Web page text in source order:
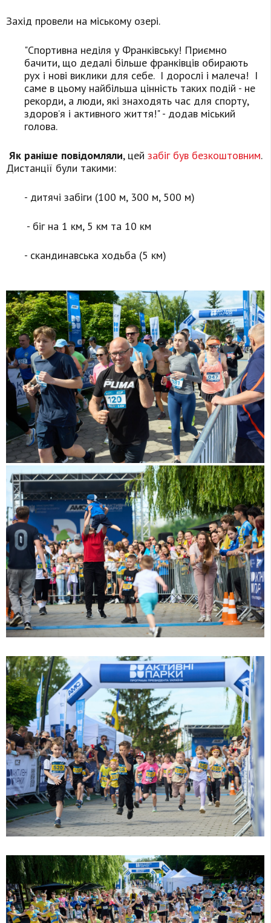
Захід провели на міському озері.
"Спортивна неділя у Франківську! Приємно
бачити, що дедалі більше франківців обирають
рух і нові виклики для себе. І дорослі і малеча! І
саме в цьому найбільша цінність таких подій - не
рекорди, а люди, які знаходять час для спорту,
здоров’я і активного життя!" - додав міський
голова.
Як раніше повідомляли, цей забіг був безкоштовним.
Дистанції були такими:
- дитячі забіги (100 м, 300 м, 500 м)
- біг на 1 км, 5 км та 10 км
- скандинавська ходьба (5 км)